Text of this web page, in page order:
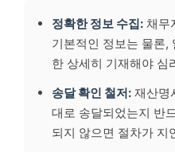
정확한 정보 수집: 채무
기본적인 정보는 물론,
한 상세히 기재해야 심
송달 확인 철저: 재산명
대로 송달되었는지 반
되지 않으면 절차가 지